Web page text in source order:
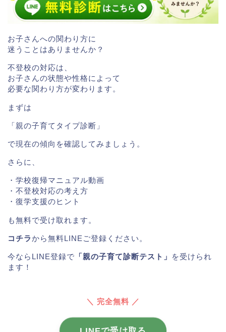
お子さんへの関わり方に
迷うことはありませんか？
不登校の対応は、
お子さんの状態や性格によって
必要な関わり方が変わります。
まずは
「親の子育てタイプ診断」
で現在の傾向を確認してみましょう。
さらに、
・学校復帰マニュアル動画
・不登校対応の考え方
・復学支援のヒント
も無料で受け取れます。
コチラから無料LINEご登録ください。
今ならLINE登録で 「親の子育て診断テスト」
を受けられ
ます！
＼ 完全無料 ／